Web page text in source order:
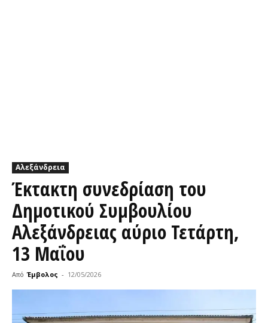
Αλεξάνδρεια
Έκτακτη συνεδρίαση του
Δημοτικού Συμβουλίου
Αλεξάνδρειας αύριο Τετάρτη,
13 Μαΐου
Από Έμβολος - 12/05/2026